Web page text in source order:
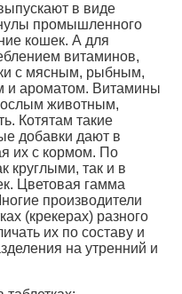
в виде
промышленного
кошек. А для
витаминов,
с мясным, рыбным,
и ароматом. Витамины
животным,
Котятам такие
добавки дают в
их с кормом. По
круглыми, так и в
Цветовая гамма
производители
(крекерах) разного
их по составу и
на утренний и